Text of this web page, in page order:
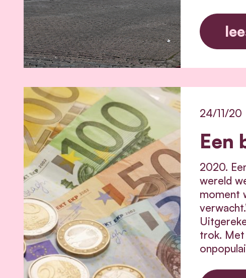
Een
24/11/20
2020.
wereld
moment
trok. Met